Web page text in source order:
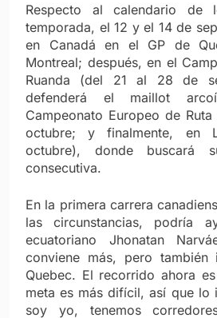
Respecto al calendario
temporada, el 12 y el 14 de
en Canadá en el GP de
Montreal; después, en el
Ruanda (del 21 al 28 de
defenderá el maillot
Campeonato Europeo de
octubre; y finalmente, en
octubre), donde buscará
consecutiva.
En la primera carrera
las circunstancias, podría
ecuatoriano Jhonatan
conviene más, pero también
Quebec. El recorrido ahora
meta es más difícil, así que lo
soy yo, tenemos